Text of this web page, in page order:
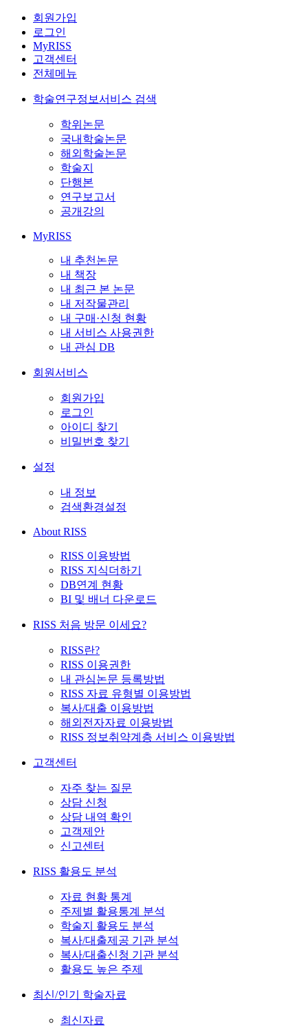
회원가입
로그인
MyRISS
고객센터
전체메뉴
학술연구정보서비스 검색
학위논문
국내학술논문
해외학술논문
학술지
단행본
연구보고서
공개강의
MyRISS
내 추천논문
내 책장
내 최근 본 논문
내 저작물관리
내 구매·신청 현황
내 서비스 사용권한
내 관심 DB
회원서비스
회원가입
로그인
아이디 찾기
비밀번호 찾기
설정
내 정보
검색환경설정
About RISS
RISS 이용방법
RISS 지식더하기
DB연계 현황
BI 및 배너 다운로드
RISS 처음 방문 이세요?
RISS란?
RISS 이용권한
내 관심논문 등록방법
RISS 자료 유형별 이용방법
복사/대출 이용방법
해외전자자료 이용방법
RISS 정보취약계층 서비스 이용방법
고객센터
자주 찾는 질문
상담 신청
상담 내역 확인
고객제안
신고센터
RISS 활용도 분석
자료 현황 통계
주제별 활용통계 분석
학술지 활용도 분석
복사/대출제공 기관 분석
복사/대출신청 기관 분석
활용도 높은 주제
최신/인기 학술자료
최신자료